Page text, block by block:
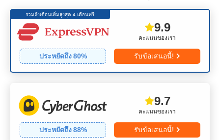
รวมถึงเดือนเพิ่มสูงสุด 4 เดือนฟรี!
คะแนนของเรา
9.9
ประหยัดถึง 80% รับข้อเสนอนี้!
คะแนนของเรา
9.7
ประหยัดถึง 88% รับข้อเสนอนี้!